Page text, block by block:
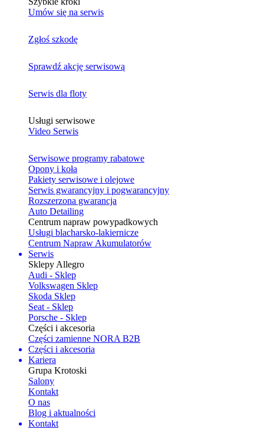
Umów się na serwis
Zgłoś szkodę
Sprawdź akcję serwisową
Serwis dla floty
Usługi serwisowe
Video Serwis
Serwisowe programy rabatowe
Opony i koła
Pakiety serwisowe i olejowe
Serwis gwarancyjny i pogwarancyjny
Rozszerzona gwarancja
Auto Detailing
Centrum napraw powypadkowych
Usługi blacharsko-lakiernicze
Centrum Napraw Akumulatorów
Serwis
Sklepy Allegro
Audi - Sklep
Volkswagen Sklep
Skoda Sklep
Seat - Sklep
Porsche - Sklep
Części i akcesoria
Części zamienne NORA B2B
Części i akcesoria
Kariera
Grupa Krotoski
Salony
Kontakt
O nas
Blog i aktualności
Kontakt